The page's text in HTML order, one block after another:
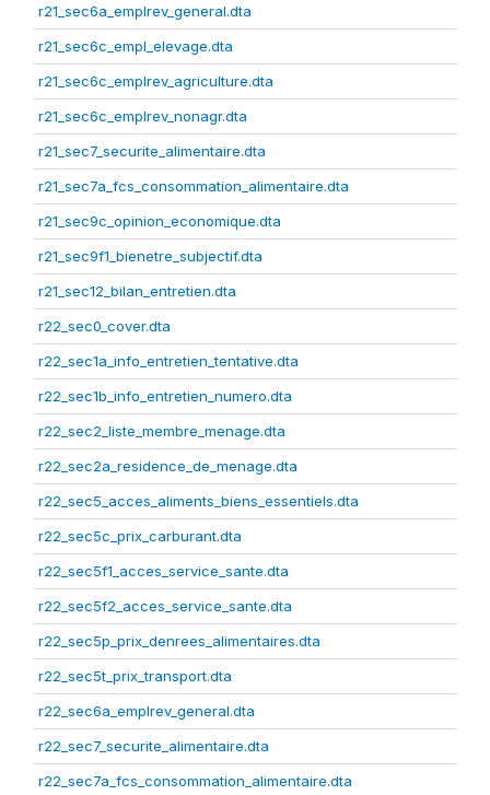
r21_sec6a_emplrev_general.dta
r21_sec6c_empl_elevage.dta
r21_sec6c_emplrev_agriculture.dta
r21_sec6c_emplrev_nonagr.dta
r21_sec7_securite_alimentaire.dta
r21_sec7a_fcs_consommation_alimentaire.dta
r21_sec9c_opinion_economique.dta
r21_sec9f1_bienetre_subjectif.dta
r21_sec12_bilan_entretien.dta
r22_sec0_cover.dta
r22_sec1a_info_entretien_tentative.dta
r22_sec1b_info_entretien_numero.dta
r22_sec2_liste_membre_menage.dta
r22_sec2a_residence_de_menage.dta
r22_sec5_acces_aliments_biens_essentiels.dta
r22_sec5c_prix_carburant.dta
r22_sec5f1_acces_service_sante.dta
r22_sec5f2_acces_service_sante.dta
r22_sec5p_prix_denrees_alimentaires.dta
r22_sec5t_prix_transport.dta
r22_sec6a_emplrev_general.dta
r22_sec7_securite_alimentaire.dta
r22_sec7a_fcs_consommation_alimentaire.dta